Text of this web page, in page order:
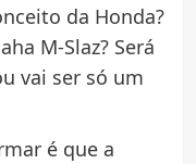
da Honda?
M-Slaz? Será
vai ser só um
é que a